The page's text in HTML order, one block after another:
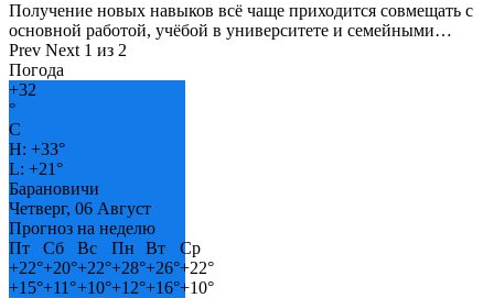
Получение новых навыков всё чаще приходится совмещать с
основной работой, учёбой в университете и семейными…
Prev Next 1 из 2
Погода
+32
°
C
H: +33°
L: +21°
Барановичи
Четверг, 06 Август
Прогноз на неделю
Пт
Сб Вс Пн Вт
Ср
+22°+20°+22°+28°+26°+22°
+15°+11°+10°+12°+16°+10°